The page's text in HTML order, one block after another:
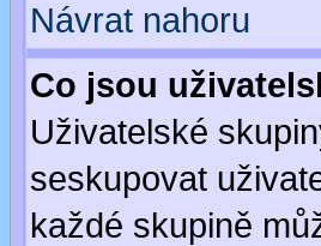
Návrat nahoru
Co jsou
Uživatelské
seskupovat
každé skupině